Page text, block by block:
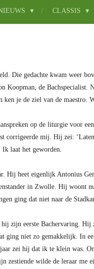
CLASSIS
Die gedachte kwam weer
Koopman, de
ken je de ziel van de maestro.
op de liturgie voor
corrigeerde mij. Hij zei:
Ik laat het geworden.
Hij heet eigenlijk Antonius
in Zwolle. Hij woont
ging dat niet naar de
zijn eerste Bachervaring.
ging niet zo gemakkelijk. In
zei hij dat ik te klein was.
zestiende wilde de leraar me